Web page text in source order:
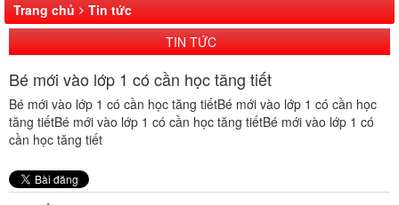
Trang chủ
Tin tức
TIN TỨC
Bé mới vào lớp 1 có cần học tăng tiết
Bé mới vào lớp 1 có cần học tăng tiếtBé mới vào lớp 1 có cần học
tăng tiếtBé mới vào lớp 1 có cần học tăng tiếtBé mới vào lớp 1 có
cần học tăng tiết